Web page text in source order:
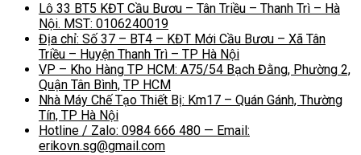
Lô 33 BT5 KĐT Cầu Bươu – Tân Triều – Thanh Trì – Hà
Nội. MST: 0106240019
Địa chỉ: Số 37 – BT4 – KĐT Mới Cầu Bươu – Xã Tân
Triều – Huyện Thanh Trì – TP Hà Nội
VP – Kho Hàng TP HCM: A75/54 Bạch Đằng, Phường 2,
Quận Tân Bình, TP HCM
Nhà Máy Chế Tạo Thiết Bị: Km17 – Quán Gánh, Thường
Tín, TP Hà Nội
Hotline / Zalo: 0984 666 480 — Email:
erikovn.sg@gmail.com